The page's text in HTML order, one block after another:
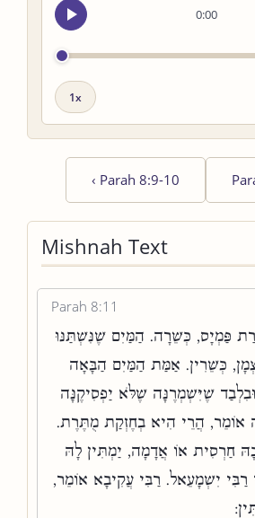
0:00
Seek
audio
Playback
‹ Parah 8:9-10
Mishnah Text
Parah 8:11
פַּמְיָס, כְּשֵׁרָה. הַמַּיִם שֶׁנִּשְׁתַּנּוּ
כְּשֵׁרִין. אַמַּת הַמַּיִם הַבָּאָה
שֶׁיִּשְׁמְרֶנָּה שֶׁלֹּא יַפְסִיקֶנָּה
אוֹמֵר, הֲרֵי הִיא בְחֶזְקַת מֻתֶּרֶת.
חַרְסִית אוֹ אֲדָמָה, יַמְתִּין לָהּ
יִשְׁמָעֵאל. רַבִּי עֲקִיבָא אוֹמֵר,